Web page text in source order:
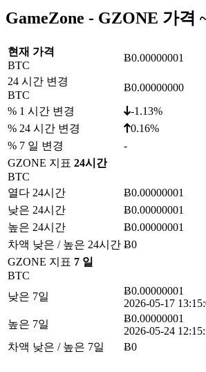
GameZone - GZONE 가격
현재 가격
BTC
Ƀ0.00000001
24 시간 변경
BTC
Ƀ0.00000000
% 1 시간 변경
-1.13%
% 24 시간 변경
0.16%
% 7 일 변경
-
GZONE 지표 24시간
BTC
열다 24시간
Ƀ0.00000001
낮은 24시간
Ƀ0.00000001
높은 24시간
Ƀ0.00000001
차액 낮은 / 높은 24시간 Ƀ0
GZONE 지표 7 일
BTC
낮은 7일
Ƀ0.00000001
2026-05-17
높은 7일
Ƀ0.00000001
2026-05-24
차액 낮은 / 높은 7일
Ƀ0